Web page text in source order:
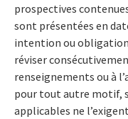
prospectives
sont présentées en
intention ou obligation
réviser
renseignements ou à
pour tout autre motif,
applicables ne